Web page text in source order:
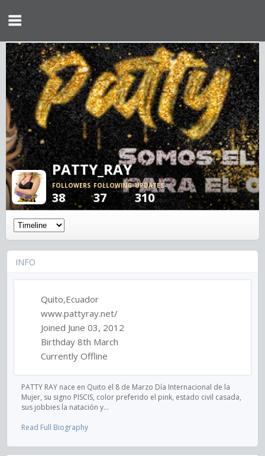
PATTY_RAY
FOLLOWERS
38
FOLLOWING
37
UPDATES
310
INFO
Quito,Ecuador
www.pattyray.net/
Joined June 03, 2012
Birthday 8th March
Currently Offline
PATTY RAY nace en Quito el 8 de Marzo Día Internacional de la
Mujer, su signo PISCIS, color preferido el pink, estado civil casada,
sus jobbies la natación y...
Read Full Biography